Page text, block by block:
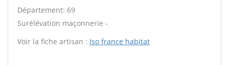
Département: 69
Surélévation maçonnerie -
Voir la fiche artisan : Iso france habitat